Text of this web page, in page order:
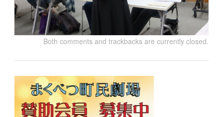
Both comments and trackbacks are currently closed.